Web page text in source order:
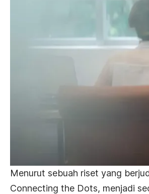
Menurut sebuah riset yang
Connecting the Dots, menjadi